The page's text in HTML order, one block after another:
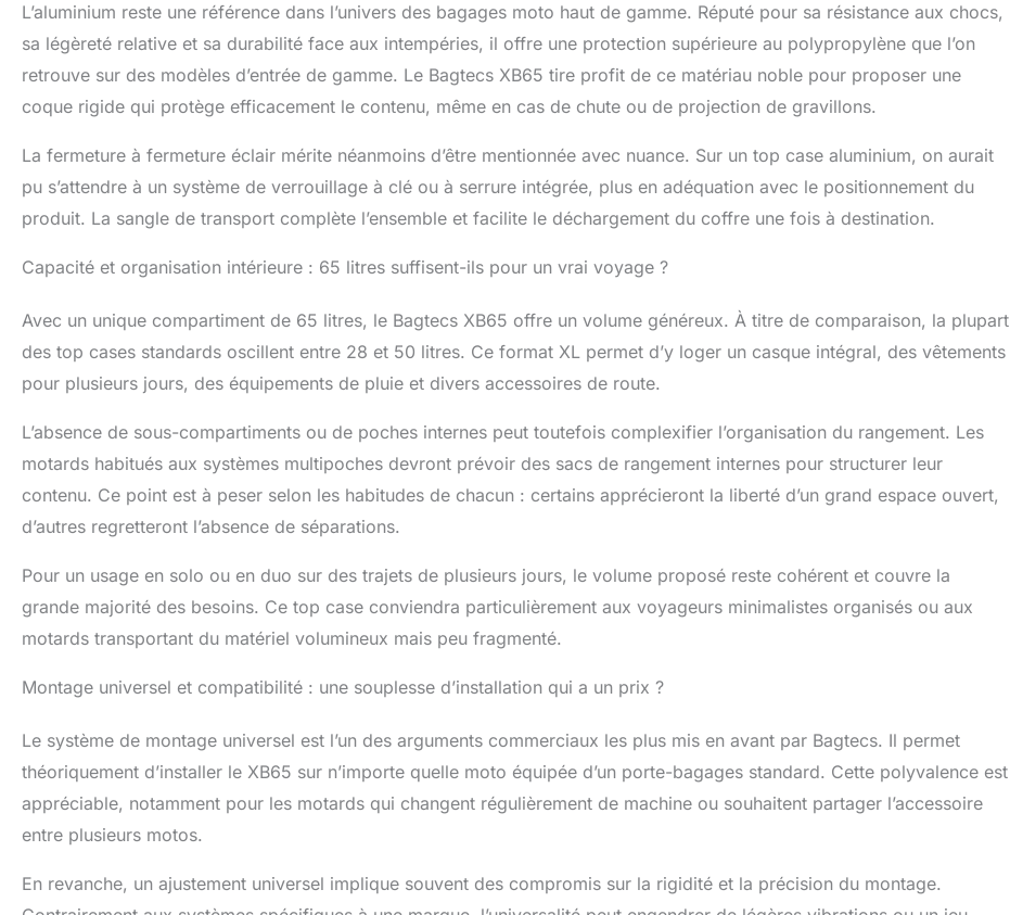
L’aluminium reste une référence dans l’univers des bagages moto haut de gamme. Réputé pour sa résistance aux chocs,
sa légèreté relative et sa durabilité face aux intempéries, il offre une protection supérieure au polypropylène que l’on
retrouve sur des modèles d’entrée de gamme. Le Bagtecs XB65 tire profit de ce matériau noble pour proposer une
coque rigide qui protège efficacement le contenu, même en cas de chute ou de projection de gravillons.
La fermeture à fermeture éclair mérite néanmoins d’être mentionnée avec nuance. Sur un top case aluminium, on aurait
pu s’attendre à un système de verrouillage à clé ou à serrure intégrée, plus en adéquation avec le positionnement du
produit. La sangle de transport complète l’ensemble et facilite le déchargement du coffre une fois à destination.
Capacité et organisation intérieure : 65 litres suffisent-ils pour un vrai voyage ?
Avec un unique compartiment de 65 litres, le Bagtecs XB65 offre un volume généreux. À titre de comparaison, la plupart
des top cases standards oscillent entre 28 et 50 litres. Ce format XL permet d’y loger un casque intégral, des vêtements
pour plusieurs jours, des équipements de pluie et divers accessoires de route.
L’absence de sous-compartiments ou de poches internes peut toutefois complexifier l’organisation du rangement. Les
motards habitués aux systèmes multipoches devront prévoir des sacs de rangement internes pour structurer leur
contenu. Ce point est à peser selon les habitudes de chacun : certains apprécieront la liberté d’un grand espace ouvert,
d’autres regretteront l’absence de séparations.
Pour un usage en solo ou en duo sur des trajets de plusieurs jours, le volume proposé reste cohérent et couvre la
grande majorité des besoins. Ce top case conviendra particulièrement aux voyageurs minimalistes organisés ou aux
motards transportant du matériel volumineux mais peu fragmenté.
Montage universel et compatibilité : une souplesse d’installation qui a un prix ?
Le système de montage universel est l’un des arguments commerciaux les plus mis en avant par Bagtecs. Il permet
théoriquement d’installer le XB65 sur n’importe quelle moto équipée d’un porte-bagages standard. Cette polyvalence est
appréciable, notamment pour les motards qui changent régulièrement de machine ou souhaitent partager l’accessoire
entre plusieurs motos.
En revanche, un ajustement universel implique souvent des compromis sur la rigidité et la précision du montage.